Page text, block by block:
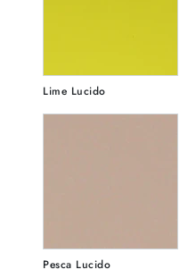
Lime Lucido
Pesca Lucido